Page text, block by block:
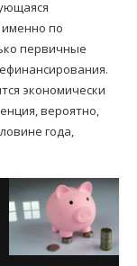
по
первичные
экономически
вероятно,
года,